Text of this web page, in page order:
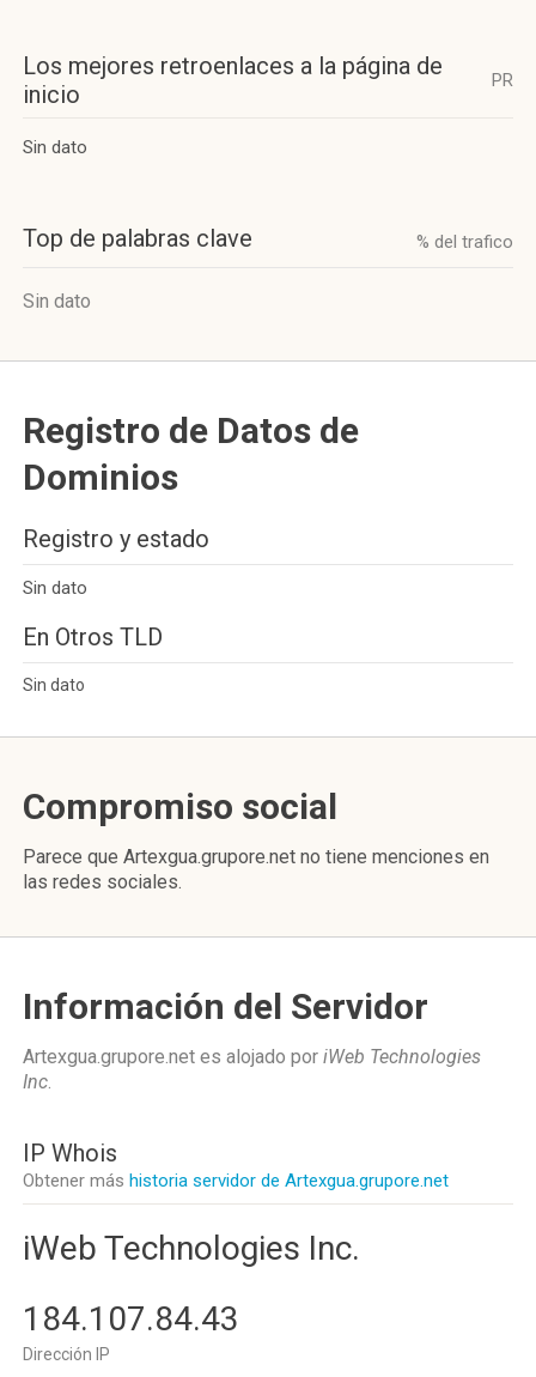
Los mejores retroenlaces a la página de
inicio
PR
Sin dato
Top de palabras clave % del trafico
Sin dato
Registro de Datos de
Dominios
Registro y estado
Sin dato
En Otros TLD
Sin dato
Compromiso social
Parece que Artexgua.grupore.net no tiene menciones en
las redes sociales.
Información del Servidor
Artexgua.grupore.net es alojado por iWeb Technologies
Inc.
IP Whois
Obtener más historia servidor de Artexgua.grupore.net
iWeb Technologies Inc.
184.107.84.43
Dirección IP